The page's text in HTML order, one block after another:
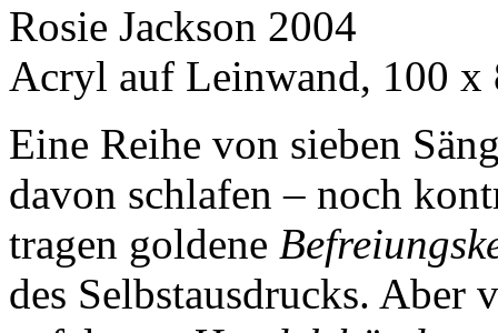
Rosie Jackson 2004
Acryl auf Leinwand, 100 x
Eine Reihe von sieben
davon schlafen – noch
tragen goldene
des Selbstausdrucks. Aber